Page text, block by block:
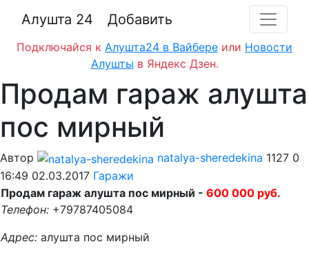
Алушта 24 Добавить
Подключайся к Алушта24 в Вайбере или Новости
Алушты в Яндекс Дзен.
Продам гараж алушта
пос мирный
Автор natalya-sheredekina 1127 0
16:49 02.03.2017 Гаражи
Продам гараж алушта пос мирный - 600 000 руб.
Телефон: +79787405084
Адрес: алушта пос мирный